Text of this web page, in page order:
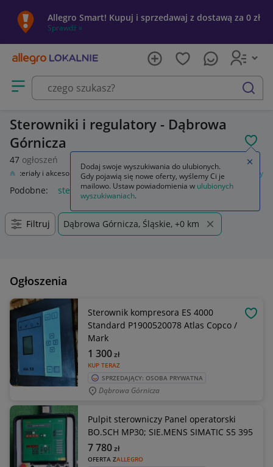
Allegro Smart! Kupuj i sprzedawaj z dostawą za 0 zł
Sprawdź »
Otwórz menu z kategoriami
szukaj
Sterowniki i regulatory - Dąbrowa
Górnicza
47 ogłoszeń
Materiały i akcesoria Automatyka przemysłowa Sterowniki i regulatory
Podobne: sterowniki i regulatory
Filtruj Dąbrowa Górnicza, Śląskie, +0 km
Ogłoszenia
Sterownik kompresora ES 4000
Standard P1900520078 Atlas Copco /
Mark
KUP TERAZ
1 300zł
SPRZEDAJĄCY: OSOBA PRYWATNA
Dąbrowa Górnicza
Pulpit sterowniczy Panel operatorski
BO.SCH MP30; SIE.MENS SIMATIC S5 395
OFERTA ZALLEGRO
7 780zł
Dodaj swoje wyszukiwania do ulubionych.
Gdy pojawią się nowe oferty, wyślemy Ci je
mailowo. Ustaw powiadomienia w ulubionych
wyszukiwaniach.